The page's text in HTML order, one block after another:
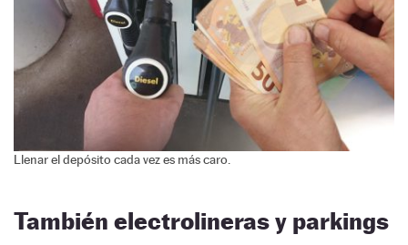
Llenar el depósito cada vez es más caro.
También electrolineras y parkings